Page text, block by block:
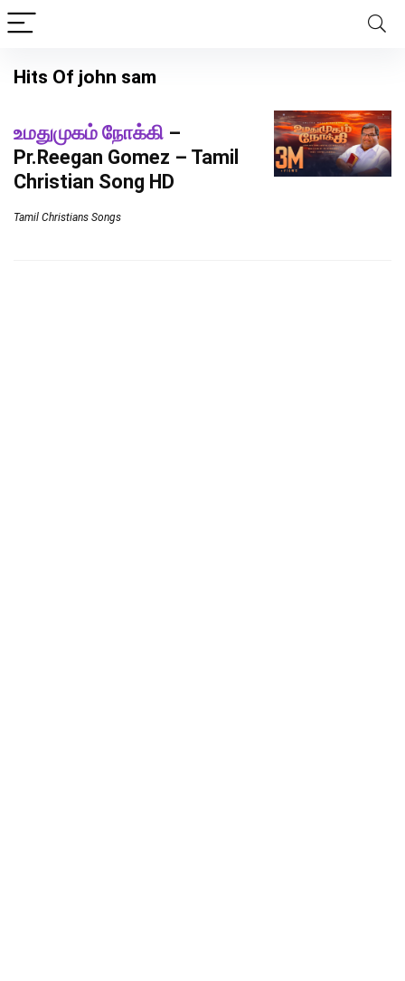
Hits Of john sam
உமதுமுகம் நோக்கி –
Pr.Reegan Gomez – Tamil
Christian Song HD
Tamil Christians Songs